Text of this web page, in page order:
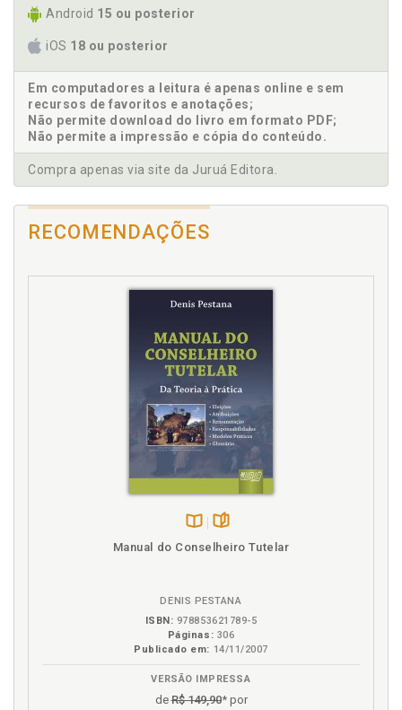
Dignidade da pessoa humana. Evolução histórica, p.
52
Dignidade da pessoa humana. O que se entende por
dignidade da pessoa humana, p. 54
Dignidade na bioética, p. 58
Direitos sociais. Concretização dos direitos sociais,
p. 29
Direitos sociais. Proteção constitucional dos direitos
Estado social. Construção do Estado social, p. 15
Evolução histórica. Dignidade da pessoa humana, p.
Existencial. Mínimo existencial e reserva do possível,
Haverá prioridades?, p. 117
Histórica. Evolução histórica. Dignidade da pessoa
Humana. O que se entende por dignidade da pessoa
Android 15 ou posterior
iOS 18 ou posterior
Em computadores a leitura é apenas online e sem
recursos de favoritos e anotações;
Não permite download do livro em formato PDF;
Não permite a impressão e cópia do conteúdo.
Compra apenas via site da Juruá Editora.
RECOMENDAÇÕES
Disponível
páginas
Manual do Conselheiro Tutelar
DENIS PESTANA
ISBN: 978853621789-5
Páginas: 306
Publicado em: 14/11/2007
VERSÃO IMPRESSA
deR$ 149,90* por